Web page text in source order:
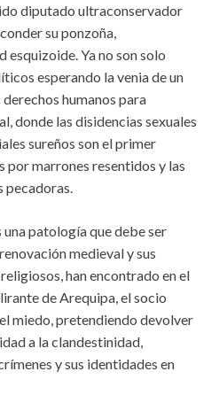
diputado ultraconservador
su ponzoña,
Ya no son solo
esperando la venia de un
humanos para
donde las disidencias sexuales
sureños son el primer
por marrones resentidos y las
patología que debe ser
medieval y sus
han encontrado en el
de Arequipa, el socio
miedo, pretendiendo devolver
a la clandestinidad,
y sus identidades en